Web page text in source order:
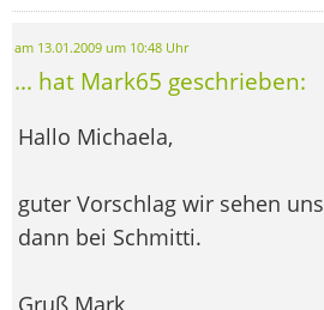
am 13.01.2009 um 10:48 Uhr
... hat Mark65 geschrieben:
Hallo Michaela,
guter Vorschlag wir sehen uns
dann bei Schmitti.
Gruß Mark